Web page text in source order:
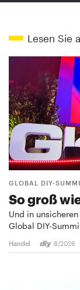
Lesen Sie
GLOBAL DIY-
So groß
Und in
Global DIY-
Handel 8/2026